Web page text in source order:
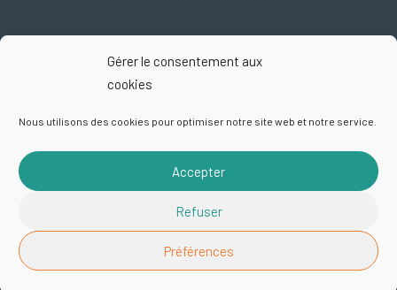
Gérer le consentement aux
cookies
Nous utilisons des cookies pour optimiser notre site web et notre service.
Accepter
Refuser
Préférences
Mentions légales Plan du site
Politique de confidentialité
Exercez vos droits
© 2026 Smictom | Site par